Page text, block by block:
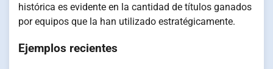
histórica es evidente en la cantidad de títulos ganados
por equipos que la han utilizado estratégicamente.
Ejemplos recientes